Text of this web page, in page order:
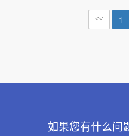
<< 1
如果您有什么问